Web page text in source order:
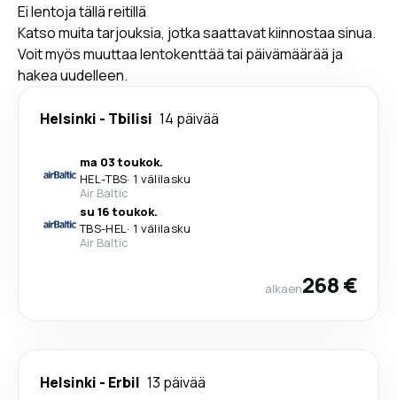
Ei lentoja tällä reitillä
Katso muita tarjouksia, jotka saattavat kiinnostaa sinua.
Voit myös muuttaa lentokenttää tai päivämäärää ja
hakea uudelleen.
Helsinki - Tbilisi 14 päivää
ma 03 toukok.
HEL-TBS· 1 välilasku
Air Baltic
su 16 toukok.
TBS-HEL· 1 välilasku
Air Baltic
alkaen268 €
Helsinki - Erbil 13 päivää